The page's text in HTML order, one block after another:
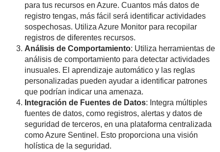
para tus recursos en Azure. Cuantos más datos de
registro tengas, más fácil será identificar actividades
sospechosas. Utiliza Azure Monitor para recopilar
registros de diferentes recursos.
Análisis de Comportamiento: Utiliza herramientas de
análisis de comportamiento para detectar actividades
inusuales. El aprendizaje automático y las reglas
personalizadas pueden ayudar a identificar patrones
que podrían indicar una amenaza.
Integración de Fuentes de Datos: Integra múltiples
fuentes de datos, como registros, alertas y datos de
seguridad de terceros, en una plataforma centralizada
como Azure Sentinel. Esto proporciona una visión
holística de la seguridad.